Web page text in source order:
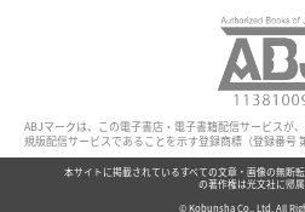
ABJマークは、この電子書店・電子書籍配信サービスが
規版配信サービスであることを示す登録商標（登録番号
本サイトに掲載されているすべての文章・画像の無断
の著作権は光文社に帰属
© Kobunsha Co., Ltd. All